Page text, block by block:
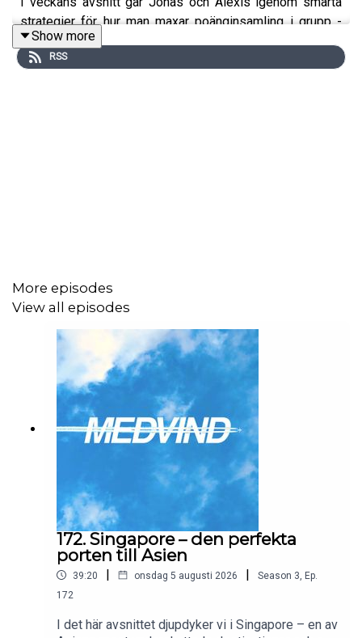
strategier för hur man maxar poänginsamling i grupp -
Points Pooling, val av kreditkort och extrakort, kampanjer
och inköp kan göras på smarta sätt för att maxa poängen
Show more
RSS
More episodes
View all episodes
172. Singapore – den perfekta
porten till Asien
39:20 | onsdag 5 augusti 2026 | Season 3 Ep.
172
I det här avsnittet djupdyker vi i Singapore – en av